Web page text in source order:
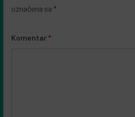
označena sa *
Komentar *